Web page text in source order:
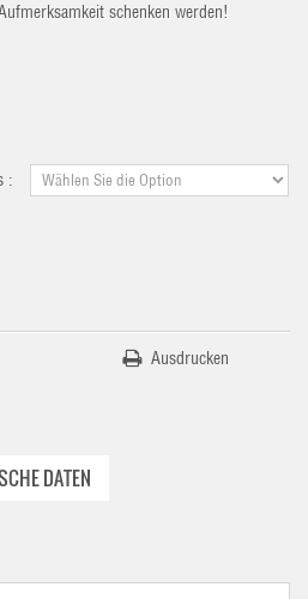
schenken werden!
:
Ausdrucken
DATEN